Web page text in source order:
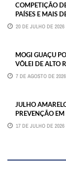
COMPETIÇÃO
PAÍSES E MAIS
20 DE JULHO DE 2026
MOGI GUAÇU
VÔLEI DE ALTO
7 DE AGOSTO DE 2026
JULHO
PREVENÇÃO
17 DE JULHO DE 2026